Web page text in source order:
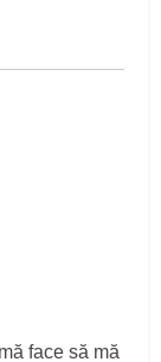
face să mă